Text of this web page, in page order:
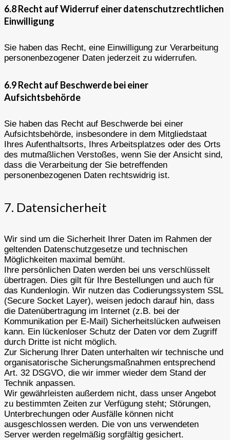
6.8 Recht auf Widerruf einer datenschutzrechtlichen
Einwilligung
Sie haben das Recht, eine Einwilligung zur Verarbeitung
personenbezogener Daten jederzeit zu widerrufen.
6.9 Recht auf Beschwerde bei einer
Aufsichtsbehörde
Sie haben das Recht auf Beschwerde bei einer
Aufsichtsbehörde, insbesondere in dem Mitgliedstaat
Ihres Aufenthaltsorts, Ihres Arbeitsplatzes oder des Orts
des mutmaßlichen Verstoßes, wenn Sie der Ansicht sind,
dass die Verarbeitung der Sie betreffenden
personenbezogenen Daten rechtswidrig ist.
7. Datensicherheit
Wir sind um die Sicherheit Ihrer Daten im Rahmen der
geltenden Datenschutzgesetze und technischen
Möglichkeiten maximal bemüht.
Ihre persönlichen Daten werden bei uns verschlüsselt
übertragen. Dies gilt für Ihre Bestellungen und auch für
das Kundenlogin. Wir nutzen das Codierungssystem SSL
(Secure Socket Layer), weisen jedoch darauf hin, dass
die Datenübertragung im Internet (z.B. bei der
Kommunikation per E-Mail) Sicherheitslücken aufweisen
kann. Ein lückenloser Schutz der Daten vor dem Zugriff
durch Dritte ist nicht möglich.
Zur Sicherung Ihrer Daten unterhalten wir technische und
organisatorische Sicherungsmaßnahmen entsprechend
Art. 32 DSGVO, die wir immer wieder dem Stand der
Technik anpassen.
Wir gewährleisten außerdem nicht, dass unser Angebot
zu bestimmten Zeiten zur Verfügung steht; Störungen,
Unterbrechungen oder Ausfälle können nicht
ausgeschlossen werden. Die von uns verwendeten
Server werden regelmäßig sorgfältig gesichert.